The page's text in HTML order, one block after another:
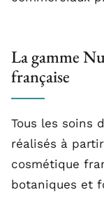
La gamme
française
Tous les soins
réalisés à
cosmétique
botaniques et